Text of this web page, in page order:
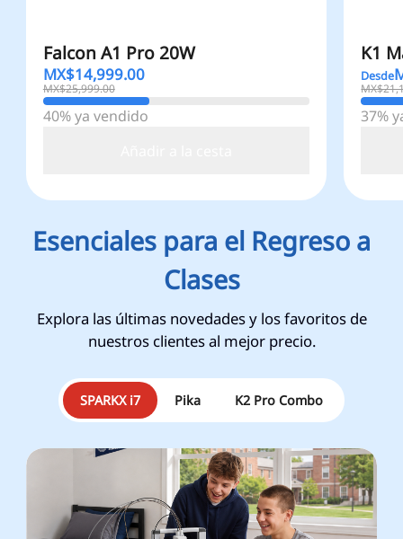
Falcon A1 Pro 20W
MX$14,999.00
MX$25,999.00
40% ya vendido
K1
Desde
37%
Esenciales para el Regreso a
Clases
Explora las últimas novedades y los favoritos de
nuestros clientes al mejor precio.
SPARKX i7 Pika K2 Pro Combo